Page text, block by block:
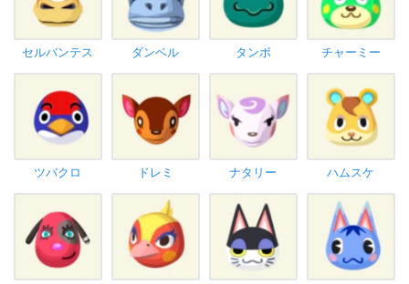
セルバンテス ダンベル タンボ チャーミー
ツバクロ ドレミ ナタリー ハムスケ